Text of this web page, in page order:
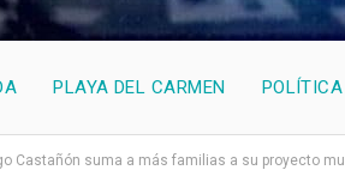
PLAYA DEL CARMEN POLÍTICA
Castañón suma a más familias a su proyecto